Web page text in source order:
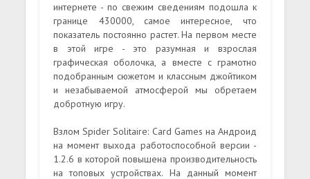
интернете - по свежим сведениям подошла к
границе 430000, самое интересное, что
показатель постоянно растет. На первом месте
в этой игре - это разумная и взрослая
графическая оболочка, а вместе с грамотно
подобранным сюжетом и классным джойтиком
и незабываемой атмосферой мы обретаем
добротную игру.
Взлом Spider Solitaire: Card Games на Андроид
на момент выхода работоспособной версии -
1.2.6 в которой повышена производительность
на топовых устройствах. На данный момент